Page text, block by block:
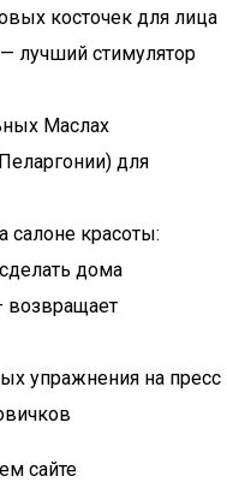
косточек для лица
лучший стимулятор
Маслах
для
красоты:
дома
возвращает
упражнения на пресс
сайте